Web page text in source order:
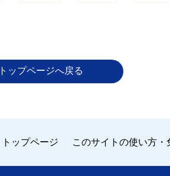
トップページへ戻る
トップページ このサイトの使い方・